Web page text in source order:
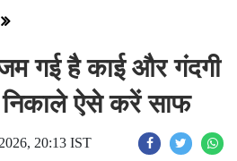
गई है काई और गंदगी
निकाले ऐसे करें साफ
20:13 IST